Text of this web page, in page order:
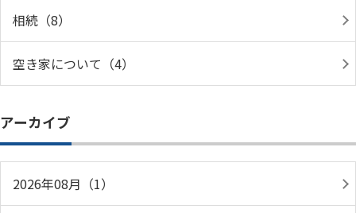
相続（8）
空き家について（4）
アーカイブ
2026年08月（1）